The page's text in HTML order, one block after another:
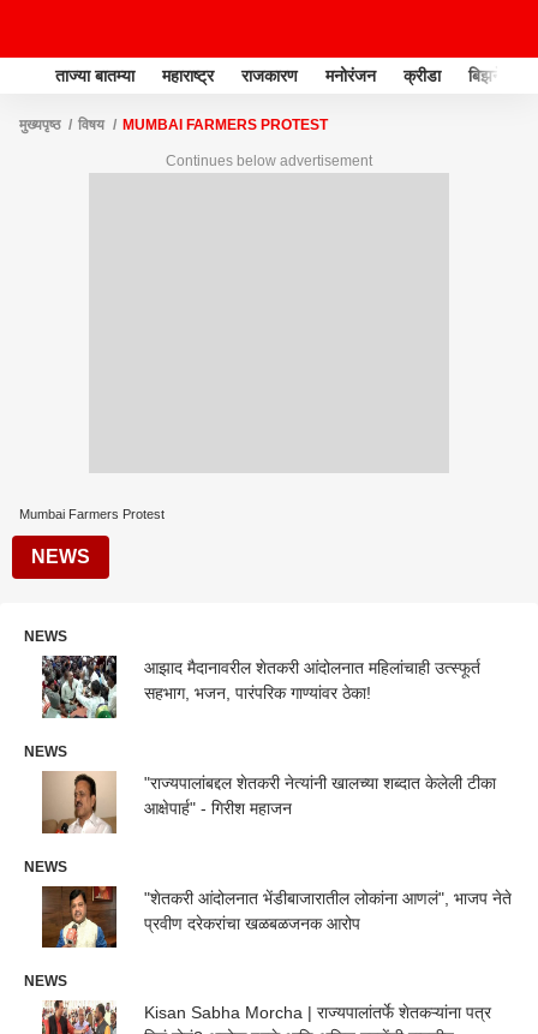
ताज्या बातम्या महाराष्ट्र राजकारण मनोरंजन क्रीडा बिझनेस
मुख्यपृष्ठ विषय MUMBAI FARMERS PROTEST
Continues below advertisement
Mumbai Farmers Protest
NEWS
NEWS
आझाद मैदानावरील शेतकरी आंदोलनात महिलांचाही उत्स्फूर्त
सहभाग, भजन, पारंपरिक गाण्यांवर ठेका!
NEWS
"राज्यपालांबद्दल शेतकरी नेत्यांनी खालच्या शब्दात केलेली टीका
आक्षेपार्ह" - गिरीश महाजन
NEWS
"शेतकरी आंदोलनात भेंडीबाजारातील लोकांना आणलं", भाजप नेते
प्रवीण दरेकरांचा खळबळजनक आरोप
NEWS
Kisan Sabha Morcha | राज्यपालांतर्फे शेतकऱ्यांना पत्र